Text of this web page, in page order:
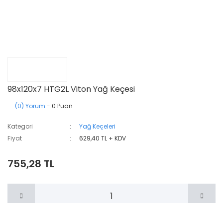
98x120x7 HTG2L Viton Yağ Keçesi
(0) Yorum - 0 Puan
Kategori
Yağ Keçeleri
Fiyat
629,40 TL + KDV
755,28 TL